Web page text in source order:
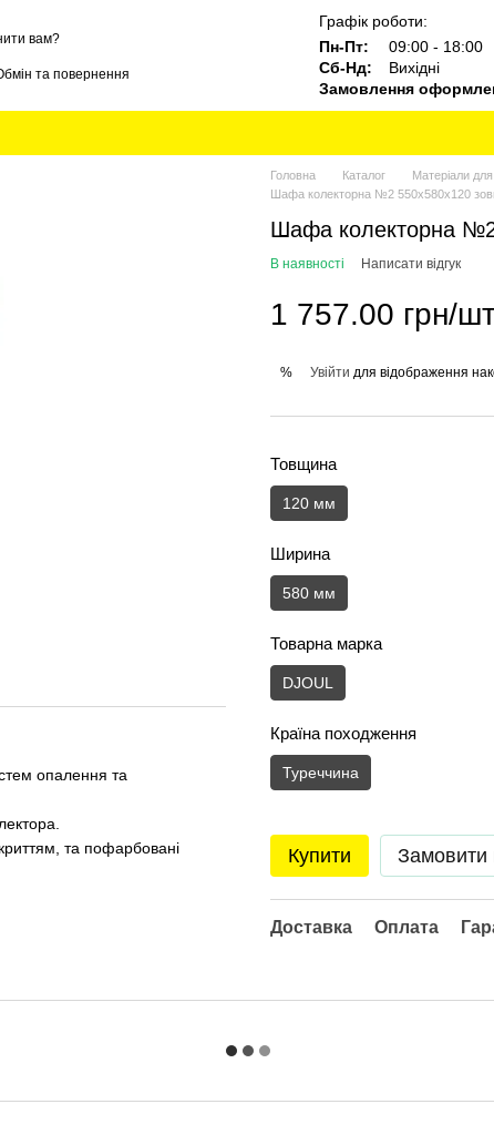
вам?
та повернення
Графік роботи:
Пн-Пт:
09:00 - 18:00
Сб-Нд:
Вихідні
Замовлення
опалення та
та пофарбовані
Головна Каталог Матеріали для
Шафа колекторна №2 550х580х120
Шафа колекторна №2
В наявності Написати відгук
1 757.00 грн/
% Увійти для відображення
Товщина
120 мм
Ширина
580 мм
Товарна марка
DJOUL
Країна походження
Туреччина
Купити Замовити
Доставка Оплата